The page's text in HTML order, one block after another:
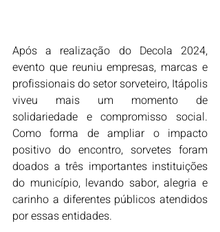
Após a realização do Decola 2024,
evento que reuniu empresas, marcas e
profissionais do setor sorveteiro, Itápolis
viveu mais um momento de
solidariedade e compromisso social.
Como forma de ampliar o impacto
positivo do encontro, sorvetes foram
doados a três importantes instituições
do município, levando sabor, alegria e
carinho a diferentes públicos atendidos
por essas entidades.